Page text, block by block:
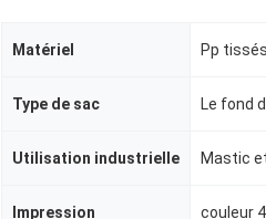
Matériel
Type de sac Le fond
Utilisation industrielle
Impression couleur